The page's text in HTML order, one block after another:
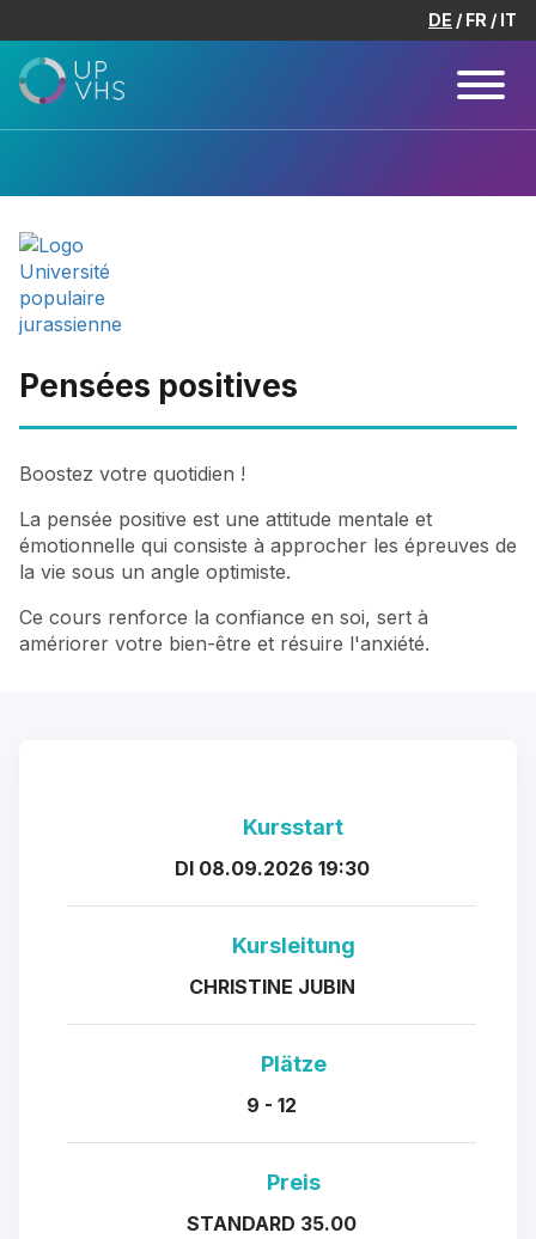
DE FR IT
Pensées positives
Boostez votre quotidien !
La pensée positive est une attitude mentale et
émotionnelle qui consiste à approcher les épreuves de
la vie sous un angle optimiste.
Ce cours renforce la confiance en soi, sert à
amériorer votre bien-être et résuire l'anxiété.
Kursstart
DI 08.09.2026 19:30
Kursleitung
CHRISTINE JUBIN
Plätze
9 - 12
Preis
STANDARD 35.00